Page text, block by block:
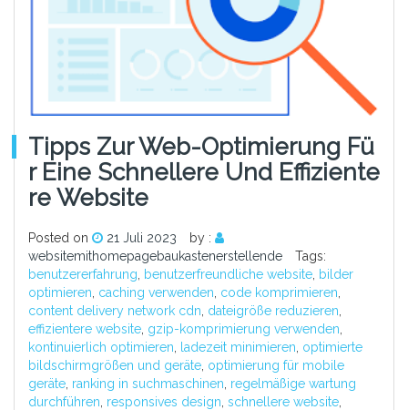
Tipps Zur Web-Optimierung Fü
R Eine Schnellere Und Effiziente
Re Website
Posted on 21 Juli 2023
by :
websitemithomepagebaukastenerstellende
Tags:
benutzererfahrung
benutzerfreundliche website bilder
optimieren caching verwenden code komprimieren
content delivery network cdn dateigröße reduzieren
effizientere website gzip-komprimierung verwenden
kontinuierlich optimieren
ladezeit minimieren optimierte
bildschirmgrößen und geräte optimierung für mobile
geräte ranking in suchmaschinen regelmäßige wartung
durchführen responsives design schnellere website